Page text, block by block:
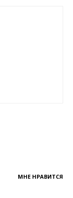
МНЕ НРАВИТСЯ